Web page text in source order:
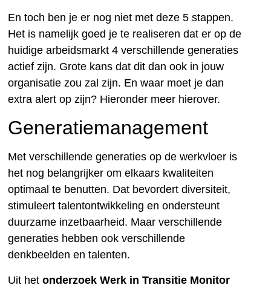
En toch ben je er nog niet met deze 5 stappen.
Het is namelijk goed je te realiseren dat er op de
huidige arbeidsmarkt 4 verschillende generaties
actief zijn. Grote kans dat dit dan ook in jouw
organisatie zou zal zijn. En waar moet je dan
extra alert op zijn? Hieronder meer hierover.
Generatiemanagement
Met verschillende generaties op de werkvloer is
het nog belangrijker om elkaars kwaliteiten
optimaal te benutten. Dat bevordert diversiteit,
stimuleert talentontwikkeling en ondersteunt
duurzame inzetbaarheid. Maar verschillende
generaties hebben ook verschillende
denkbeelden en talenten.
Uit hetonderzoek Werk in Transitie Monitor